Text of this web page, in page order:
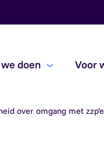
doen Voor
over omgang met